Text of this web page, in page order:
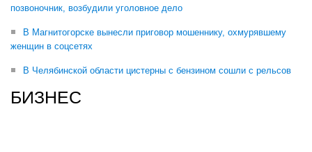
позвоночник, возбудили уголовное дело
В Магнитогорске вынесли приговор мошеннику, охмурявшему
женщин в соцсетях
В Челябинской области цистерны с бензином сошли с рельсов
БИЗНЕС